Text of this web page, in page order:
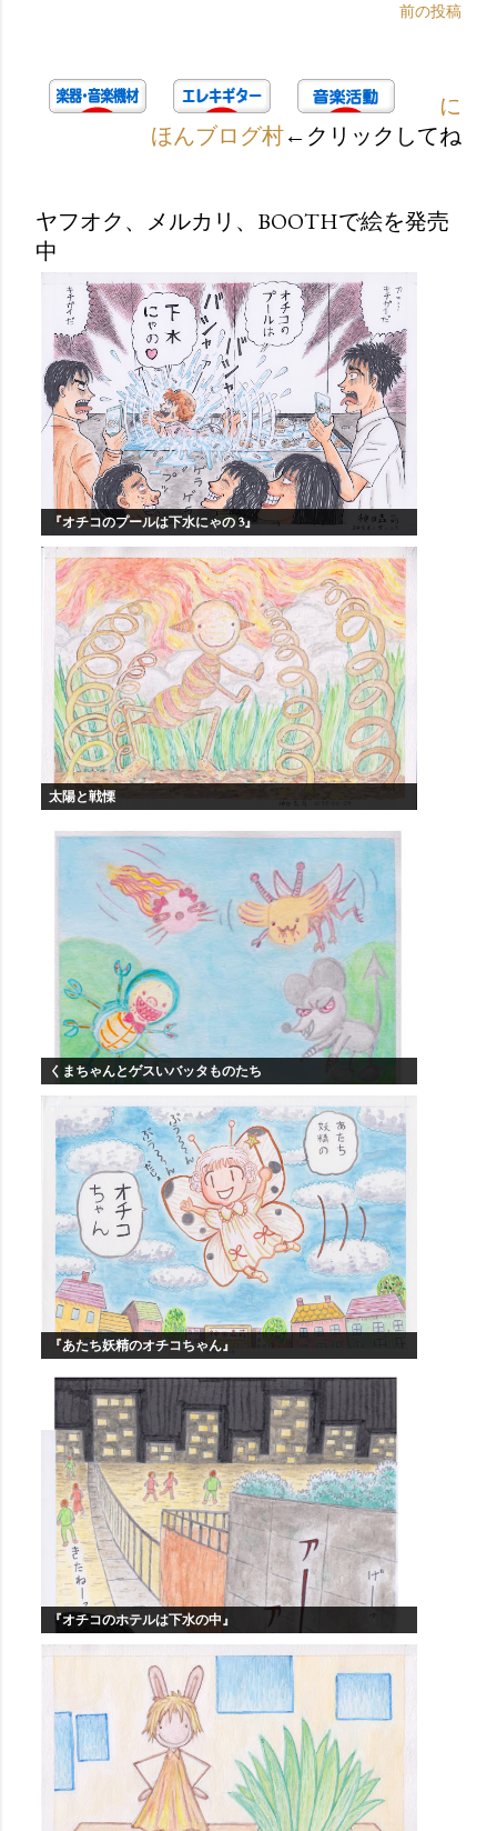
前の投稿
に
ほんブログ村←クリックしてね
ヤフオク、メルカリ、BOOTHで絵を発売
中
『オチコのプールは下水にゃの 3』
太陽と戦慄
くまちゃんとゲスいバッタものたち
『あたち妖精のオチコちゃん』
『オチコのホテルは下水の中』